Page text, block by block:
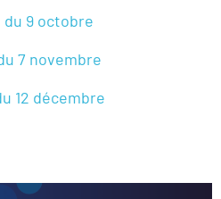
9 octobre
7 novembre
12 décembre